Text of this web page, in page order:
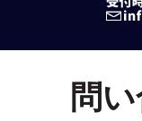
問